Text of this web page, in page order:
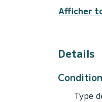
D'une
Nous
Afficher
Details
Type